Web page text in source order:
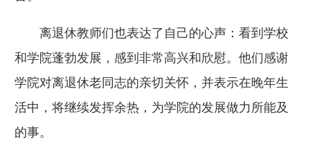
离退休教师们也表达了自己的心声：看到学校
和学院蓬勃发展，感到非常高兴和欣慰。他们感谢
学院对离退休老同志的亲切关怀，并表示在晚年生
活中，将继续发挥余热，为学院的发展做力所能及
的事。